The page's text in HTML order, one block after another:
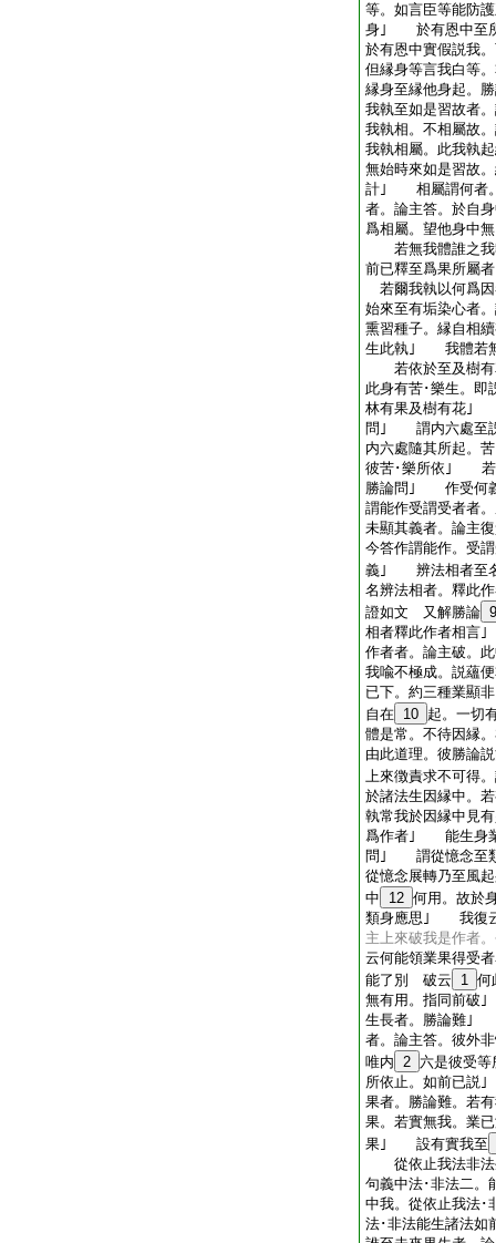
等。如言臣等能防
身｣ 於有恩中至所
於有恩中實假説我
但縁身等言我白
縁身至縁他身起
我執至如是習故者
我執相。不相屬故
我執相屬。此我執
無始時來如是習故
計｣ 相屬謂何者
者。論主答。於自
爲相屬。望他身中
若無我體誰之
前已釋至爲果所屬
若爾我執以何爲
始來至有垢染心者
熏習種子。縁自相
生此執｣ 我體若無
若依於至及樹有
此身有苦･樂生。即
林有果及樹有花｣
問｣ 謂内六處至説
内六處隨其所起。
彼苦･樂所依｣ 若
勝論問｣ 作受何
謂能作受謂受者
未顯其義者。論主
今答作謂能作。受
義｣ 辨法相者至
名辨法相者。釋此
證如文 又解勝論 9
相者釋此作者相
作者者。論主破。
我喩不極成。説蘊
已下。約三種業顯
自在 10 起。一切
體是常。不待因縁
由此道理。彼勝論
上來徴責求不可得
於諸法生因縁中。
執常我於因縁中見
爲作者｣ 能生身業
問｣ 謂從憶念至類
從憶念展轉乃至風
中
12 何用。故於
類身應思｣ 我復云
主上來破我是作者
云何能領業果得受
能了別 破云
1 何
無有用。指同前
生長者。勝論難｣
者。論主答。彼外
唯内 2 六是彼受等
所依止。如前已
果者。勝論難。若
果。若實無我。業
果｣ 設有實我至
從依止我法非法
句義中法･非法二。
中我。從依止我法･
法･非法能生諸法